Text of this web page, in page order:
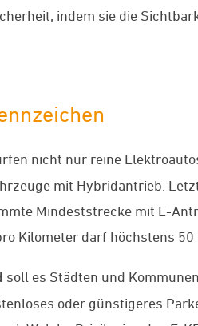
indem sie die
nicht nur reine
mit Hybridantrieb.
Mindeststrecke mit E-
Kilometer darf höchstens 50
soll es Städten und
oder günstigeres